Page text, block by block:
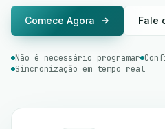
Comece Agora Fale
Não é necessário programar
Sincronização em tempo real